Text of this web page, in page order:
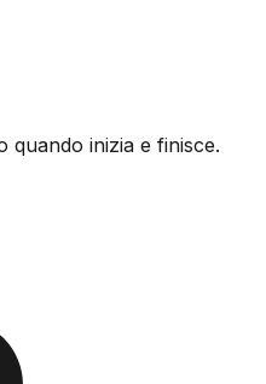
quando inizia e finisce.